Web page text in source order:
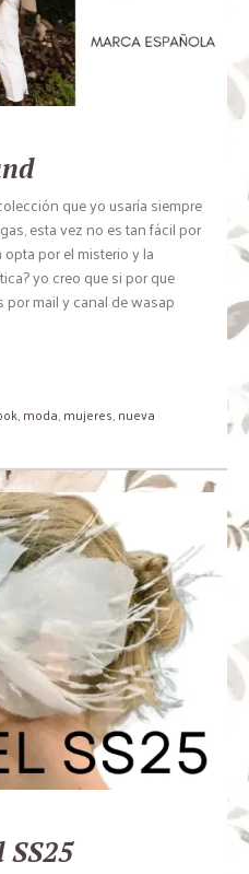
que yo usaría siempre
esta vez no es tan fácil por
por el misterio y la
yo creo que si por que
mail y canal de wasap
,moda,mujeres,nueva